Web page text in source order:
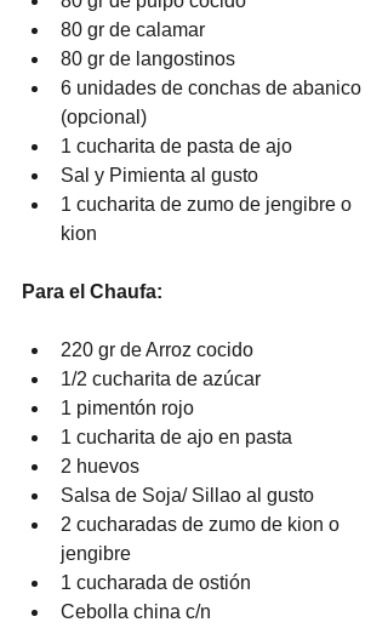
80 gr de calamar
80 gr de langostinos
6 unidades de conchas de abanico
(opcional)
1 cucharita de pasta de ajo
Sal y Pimienta al gusto
1 cucharita de zumo de jengibre o
kion
Para el Chaufa:
220 gr de Arroz cocido
1/2 cucharita de azúcar
1 pimentón rojo
1 cucharita de ajo en pasta
2 huevos
Salsa de Soja/ Sillao al gusto
2 cucharadas de zumo de kion o
jengibre
1 cucharada de ostión
Cebolla china c/n